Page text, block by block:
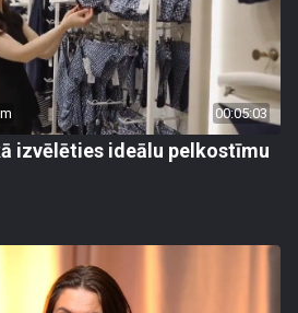
00:05:03
izvēlēties ideālu pelkostīmu